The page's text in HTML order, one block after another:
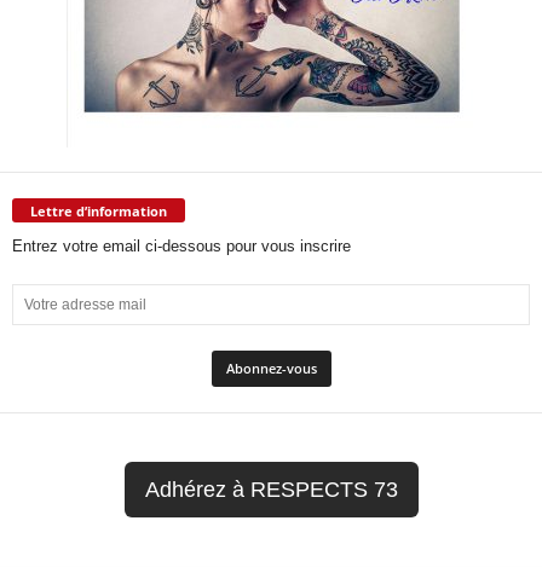
Lettre d’information
Entrez votre email ci-dessous pour vous inscrire
Adhérez à RESPECTS 73